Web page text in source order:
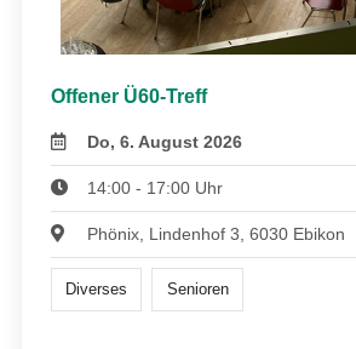
Offener Ü60-Treff
Do, 6. August 2026
14:00 - 17:00 Uhr
Phönix, Lindenhof 3, 6030 Ebikon
Diverses Senioren